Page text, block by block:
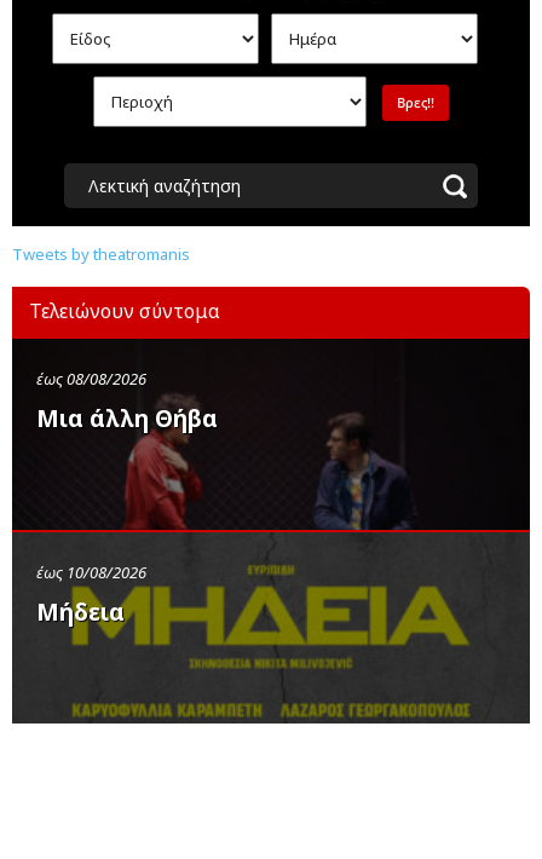
Λεκτική αναζήτηση
Tweets by theatromanis
Τελειώνουν σύντομα
έως 08/08/2026
Μια άλλη Θήβα
έως 10/08/2026
Μήδεια